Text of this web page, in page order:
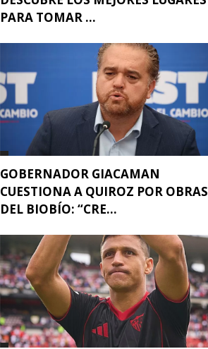
PARA TOMAR ...
GOBERNADOR GIACAMAN
CUESTIONA A QUIROZ POR OBRAS
DEL BIOBÍO: “CRE...